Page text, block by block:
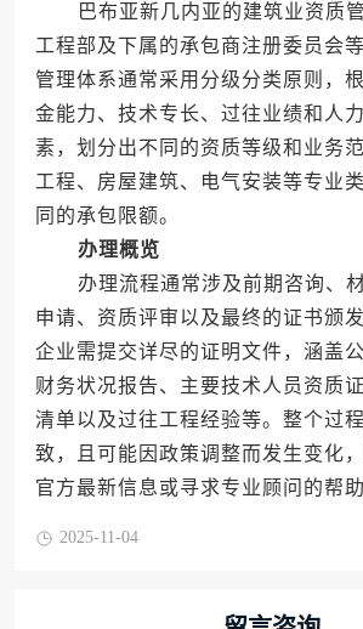
巴布亚新几内亚的建筑业资质管
工程部及下属的承包商注册委员会
管理体系通常采用分级分类原则，
金能力、技术专长、过往业绩和人
素，划分出不同的资质等级和业务
工程、房屋建筑、电气安装等专业
同的承包限额。
办理概览
办理流程通常涉及前期咨询、材
申请、资质评审以及最终的证书颁
企业需提交详尽的证明文件，涵盖
财务状况报告、主要技术人员资质
清单以及过往工程经验等。整个过
致，且可能因政策调整而发生变化
官方最新信息或寻求专业顾问的帮
2025-11-04